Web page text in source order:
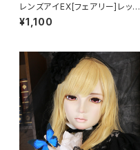
レンズアイEX[フェアリー]レッド
Lens Eye EX[FAIRY]red
¥1,100